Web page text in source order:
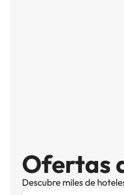
Ofertas
Descubre miles de